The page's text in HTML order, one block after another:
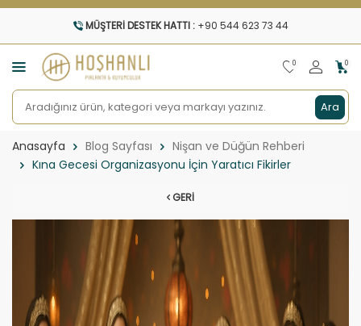
MÜŞTERI DESTEK HATTI : +90 544 623 73 44
Ara
0 0
Anasayfa Blog Sayfası
Nişan ve Düğün Rehberi
Kına Gecesi Organizasyonu İçin Yaratıcı Fikirler
GERI